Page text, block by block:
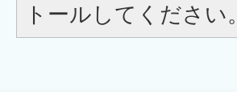
トールしてください。